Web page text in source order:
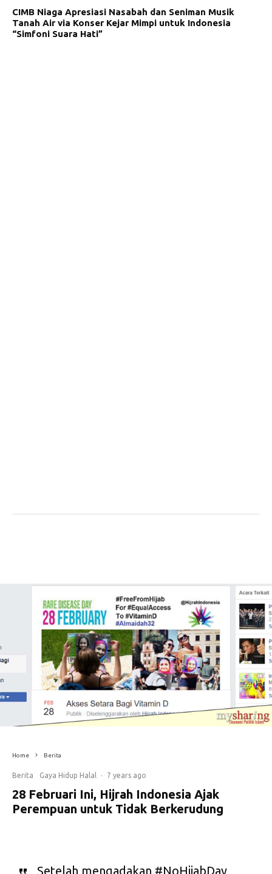
CIMB Niaga Apresiasi Nasabah dan Seniman Musik
Tanah Air via Konser Kejar Mimpi untuk Indonesia
“Simfoni Suara Hati”
Home Berita
Berita Gaya Hidup Halal · 7 years ago
28 Februari Ini, Hijrah Indonesia Ajak
Perempuan untuk Tidak Berkerudung
Setelah mengadakan #NoHijabDay